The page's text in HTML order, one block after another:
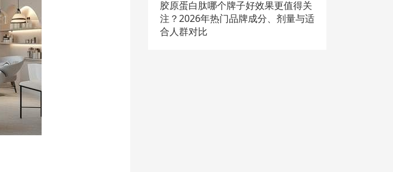
胶原蛋白肽哪个牌子好效果更值得关
注？2026年热门品牌成分、剂量与适
合人群对比